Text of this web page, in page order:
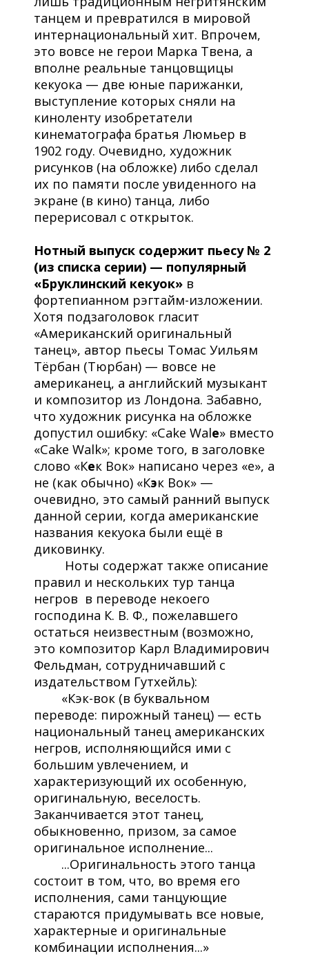
танцем и превратился в мировой
интернациональный хит. Впрочем,
это вовсе не герои Марка Твена, а
вполне реальные танцовщицы
кекуока — две юные парижанки,
выступление которых сняли на
киноленту изобретатели
кинематографа братья Люмьер в
1902 году. Очевидно, художник
рисунков (на обложке) либо сделал
их по памяти после увиденного на
экране (в кино) танца, либо
перерисовал с открыток.
Нотный выпуск содержит пьесу № 2
(из списка серии) — популярный
«Бруклинский кекуок» в
фортепианном рэгтайм-изложении.
Хотя подзаголовок гласит
«Американский оригинальный
танец», автор пьесы Томас Уильям
Тёрбан (Тюрбан) — вовсе не
американец, а английский музыкант
и композитор из Лондона. Забавно,
что художник рисунка на обложке
допустил ошибку: «Cake Wale» вместо
«Cake Walk»; кроме того, в заголовке
слово «Кек Вок» написано через «е», а
не (как обычно) «Кэк Вок» —
очевидно, это самый ранний выпуск
данной серии, когда американские
названия кекуока были ещё в
диковинку.
Ноты содержат также описание
правил и нескольких тур танца
негров в переводе некоего
господина К. В. Ф., пожелавшего
остаться неизвестным (возможно,
это композитор Карл Владимирович
Фельдман, сотрудничавший с
издательством Гутхейль):
«Кэк-вок (в буквальном
переводе: пирожный танец) — есть
национальный танец американских
негров, исполняющийся ими с
большим увлечением, и
характеризующий их особенную,
оригинальную, веселость.
Заканчивается этот танец,
обыкновенно, призом, за самое
оригинальное исполнение...
...Оригинальность этого танца
состоит в том, что, во время его
исполнения, сами танцующие
стараются придумывать все новые,
характерные и оригинальные
комбинации исполнения...»